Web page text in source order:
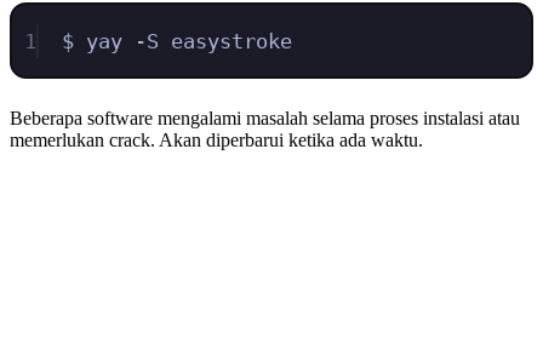
1 $ yay -S easystroke
Beberapa software mengalami masalah selama proses instalasi atau
memerlukan crack. Akan diperbarui ketika ada waktu.